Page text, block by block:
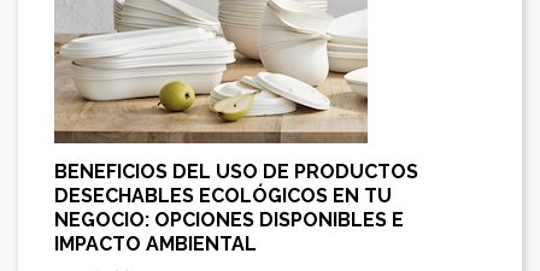
BENEFICIOS DEL USO DE PRODUCTOS
DESECHABLES ECOLÓGICOS EN TU
NEGOCIO: OPCIONES DISPONIBLES E
IMPACTO AMBIENTAL